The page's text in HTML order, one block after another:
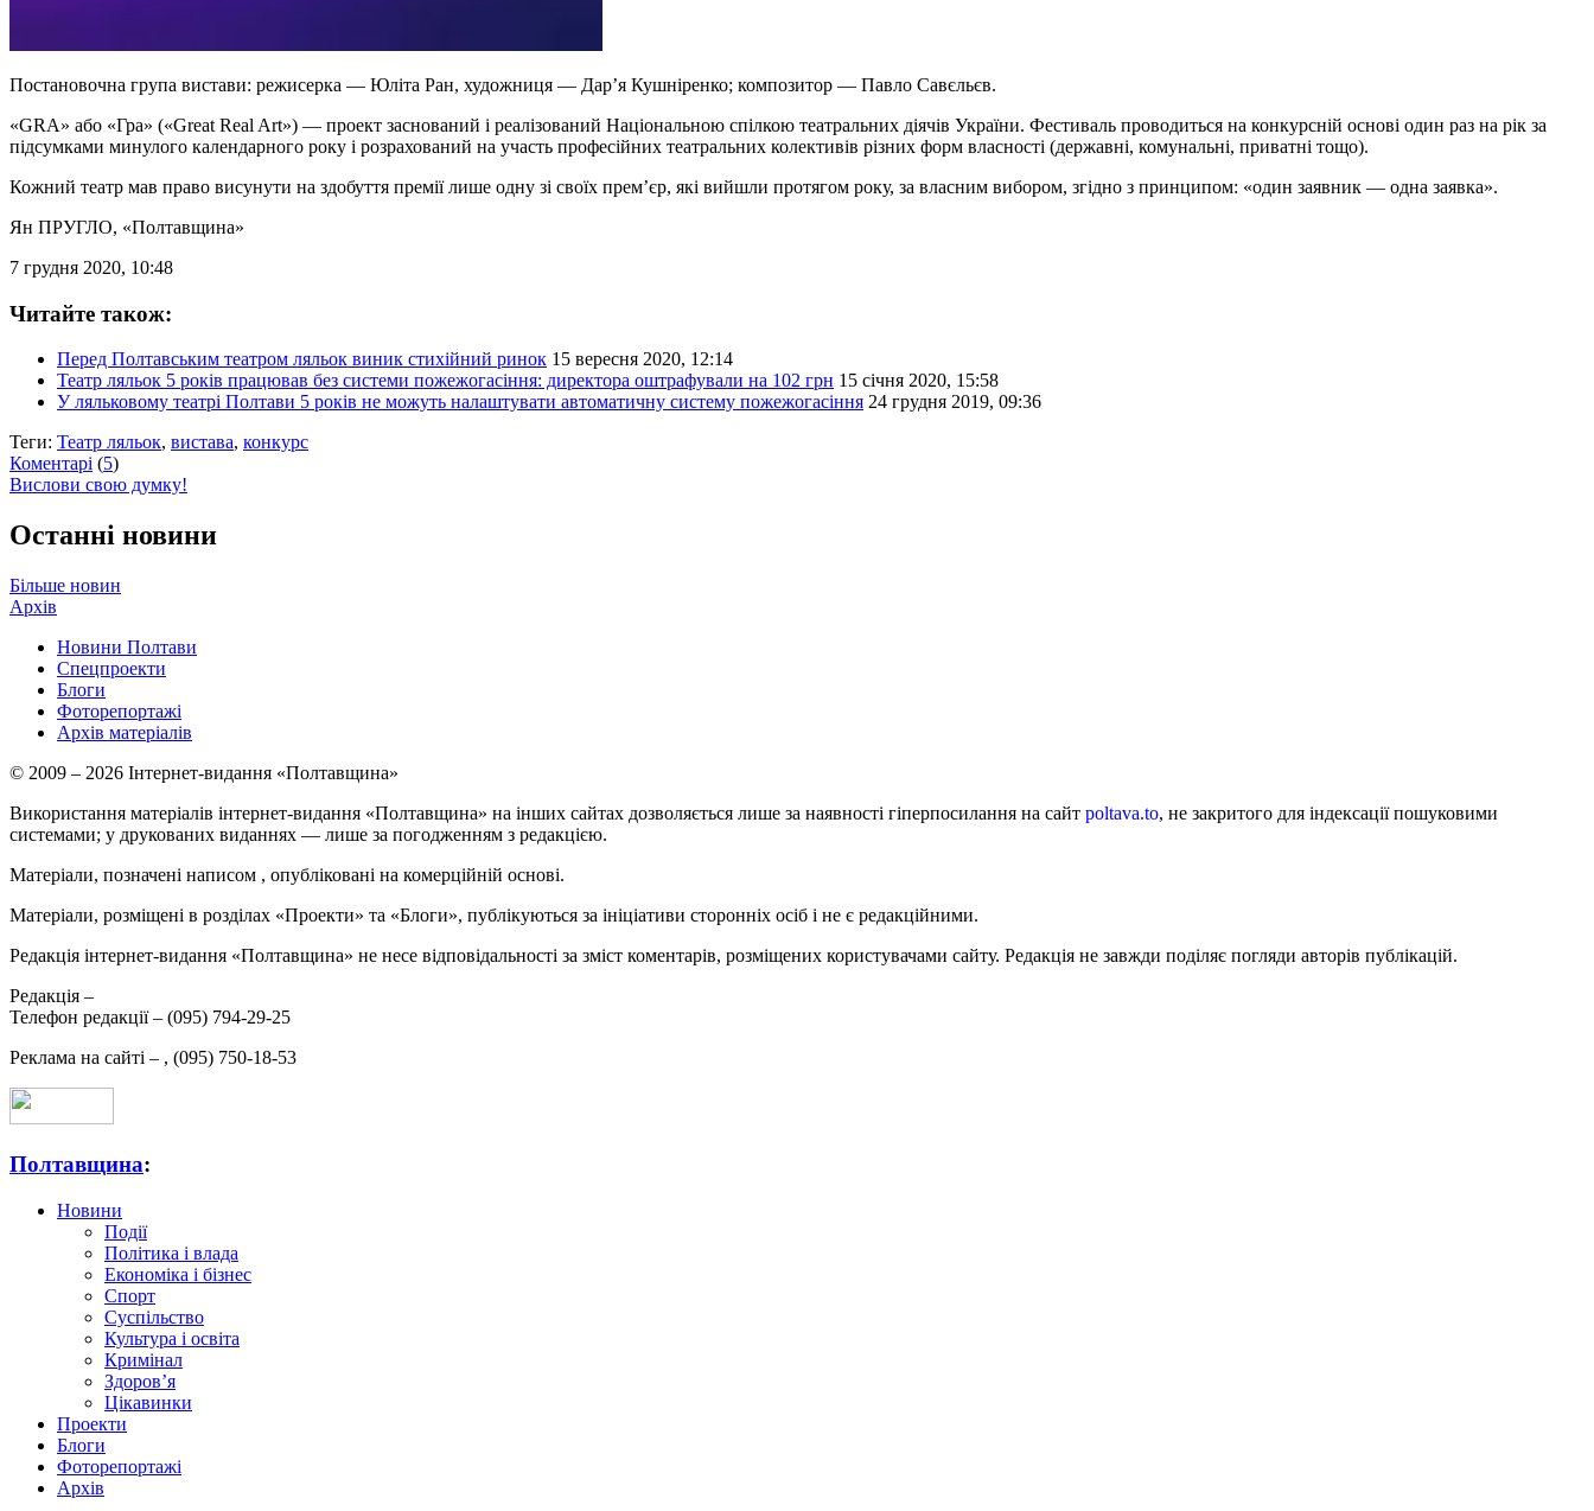
Постановочна група вистави: режисерка — Юліта Ран, художниця — Дар’я Кушніренко; композитор — Павло Савєльєв.
«GRA» або «Гра» («Great Real Art») — проект заснований і реалізований Національною спілкою театральних діячів України. Фестиваль проводиться на конкурсній основі один раз на рік за
підсумками минулого календарного року і розрахований на участь професійних театральних колективів різних форм власності (державні, комунальні, приватні тощо).
Кожний театр мав право висунути на здобуття премії лише одну зі своїх прем’єр, які вийшли протягом року, за власним вибором, згідно з принципом: «один заявник — одна заявка».
Ян ПРУГЛО, «Полтавщина»
7 грудня 2020, 10:48
Читайте також:
Перед Полтавським театром ляльок виник стихійний ринок 15 вересня 2020, 12:14
Театр ляльок 5 років працював без системи пожежогасіння: директора оштрафували на 102 грн 15 січня 2020, 15:58
У ляльковому театрі Полтави 5 років не можуть налаштувати автоматичну систему пожежогасіння 24 грудня 2019, 09:36
Теги: Театр ляльок, вистава, конкурс
Коментарі (5)
Вислови свою думку!
Останні новини
Більше новин
Архів
Новини Полтави
Спецпроекти
Блоги
Фоторепортажі
Архів матеріалів
© 2009 – 2026 Інтернет-видання «Полтавщина»
Використання матеріалів інтернет-видання «Полтавщина» на інших сайтах дозволяється лише за наявності гіперпосилання на сайт poltava.to, не закритого для індексації пошуковими
системами; у друкованих виданнях — лише за погодженням з редакцією.
Матеріали, позначені написом , опубліковані на комерційній основі.
Матеріали, розміщені в розділах «Проекти» та «Блоги», публікуються за ініціативи сторонніх осіб і не є редакційними.
Редакція інтернет-видання «Полтавщина» не несе відповідальності за зміст коментарів, розміщених користувачами сайту. Редакція не завжди поділяє погляди авторів публікацій.
Редакція –
Телефон редакції – (095) 794-29-25
Реклама на сайті – , (095) 750-18-53
Полтавщина:
Новини
Події
Політика і влада
Економіка і бізнес
Спорт
Суспільство
Культура і освіта
Кримінал
Здоров’я
Цікавинки
Проекти
Блоги
Фоторепортажі
Архів